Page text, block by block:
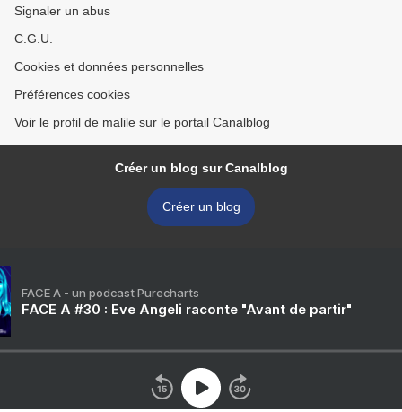
Signaler un abus
C.G.U.
Cookies et données personnelles
Préférences cookies
Voir le profil de malile sur le portail Canalblog
Créer un blog sur Canalblog
Créer un blog
FACE A - un podcast Purecharts
FACE A #30 : Eve Angeli raconte "Avant de partir"